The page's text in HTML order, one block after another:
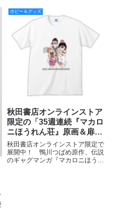
ホビー＆グッズ
秋田書店オンラインストア
限定の「35週連続『マカロ
ニほうれん荘』原画＆扉絵
Tシャツ企画」より第30弾
を紹介！
秋田書店オンラインストア限定で
展開中！ 鴨川つばめ原作、伝説
のギャグマンガ『マカロニほうれ